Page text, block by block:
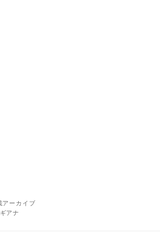
アーカイブ
アナ